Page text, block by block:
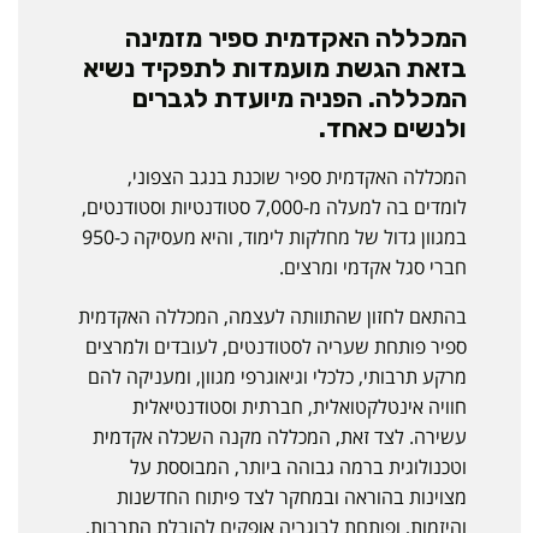
המכללה האקדמית ספיר מזמינה
בזאת הגשת מועמדות לתפקיד נשיא
המכללה. הפניה מיועדת לגברים
ולנשים כאחד.
המכללה האקדמית ספיר שוכנת בנגב הצפוני,
לומדים בה למעלה מ-7,000 סטודנטיות וסטודנטים,
במגוון גדול של מחלקות לימוד, והיא מעסיקה כ-950
חברי סגל אקדמי ומרצים.
בהתאם לחזון שהתוותה לעצמה, המכללה האקדמית
ספיר פותחת שעריה לסטודנטים, לעובדים ולמרצים
מרקע תרבותי, כלכלי וגיאוגרפי מגוון, ומעניקה להם
חוויה אינטלקטואלית, חברתית וסטודנטיאלית
עשירה. לצד זאת, המכללה מקנה השכלה אקדמית
וטכנולוגית ברמה גבוהה ביותר, המבוססת על
מצוינות בהוראה ובמחקר לצד פיתוח החדשנות
והיזמות, ופותחת לבוגריה אופקים להובלת התרבות,